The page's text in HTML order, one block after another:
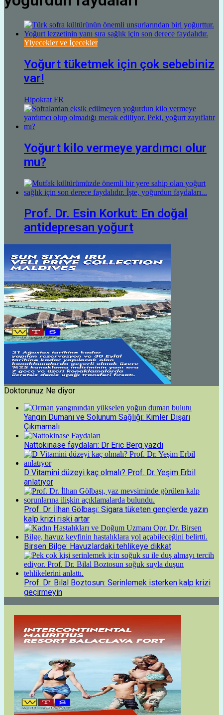
Yiyecekler ve İçecekler
Yoğurt tüketmek için çok sebebiniz
var!
Hipokrat FR
Yoğurt kilo vermeye yardımcı olur
mu?
Prof. Dr. Esin Korkut: En doğal
antidepresan yoğurt
Doktorunuz Ne diyor
Yangın Dumanı ve Solunum Sağlığı: Kimler Dışarı
Çıkmamalı
Nattokinase faydaları: Dr Eric Berg yazdı
D Vitamini düzeyi kaç olmalı? Prof. Dr. Yeşim Erbil
anlatıyor
Prof. Dr. İlhan Gölbaşı: Sigara tüketen gençlerde yazın
kalp krizi riski artar
Birsen Bilge: Havuzlardaki tehlikeye dikkat
Prof. Dr. Bilal Boztosun: Serinlemek isterken kalp krizi
geçirmeyin